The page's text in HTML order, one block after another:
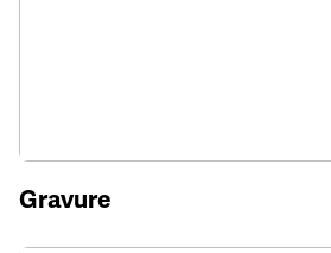
Gravure